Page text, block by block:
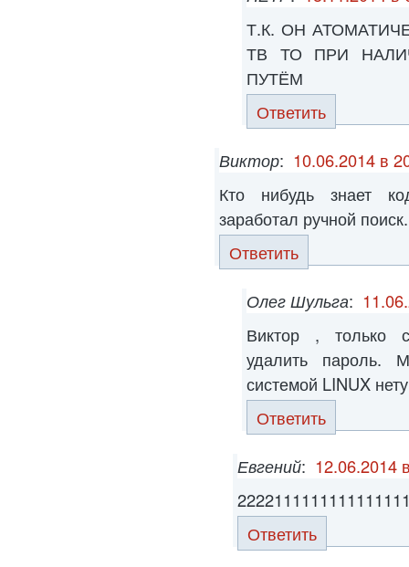
Т.К. ОН
ТВ ТО ПРИ
ПУТЁМ
Ответить
Виктор: 10.06.2014 в
Кто нибудь знает
заработал ручной поиск.
Ответить
Олег Шульга:
Виктор , только
удалить пароль.
системой LINUX
Ответить
Евгений: 12.06.2014
Ответить